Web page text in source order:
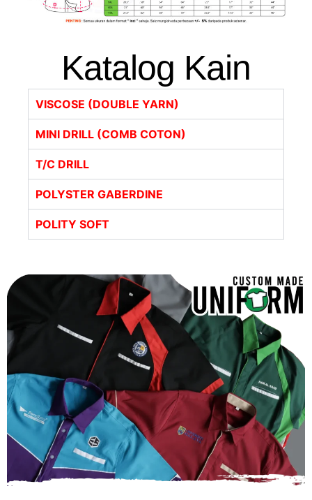
Katalog Kain
VISCOSE (DOUBLE YARN)
MINI DRILL (COMB COTON)
T/C DRILL
POLYSTER GABERDINE
POLITY SOFT